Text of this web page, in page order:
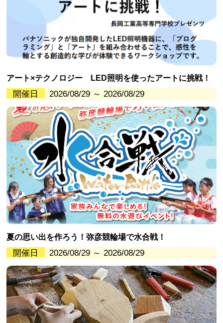
アート×テクノロジー LED照明を使ったアートに挑戦！
開催日 2026/08/29 ～ 2026/08/29
夏の思い出を作ろう！弥彦競輪場で水合戦！
開催日 2026/08/29 ～ 2026/08/29